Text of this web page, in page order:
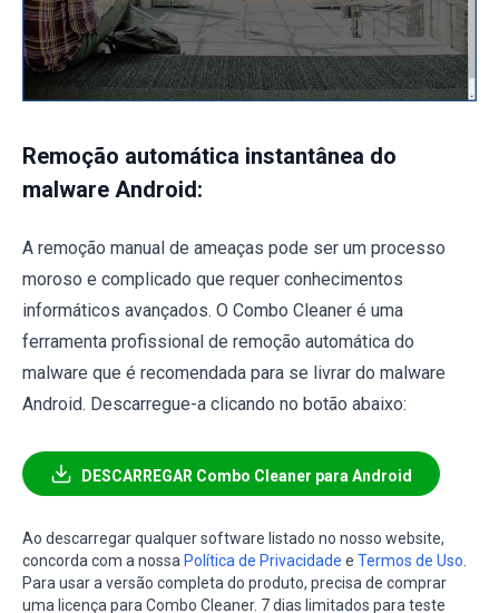
Remoção automática instantânea do
malware Android:
A remoção manual de ameaças pode ser um processo
moroso e complicado que requer conhecimentos
informáticos avançados. O Combo Cleaner é uma
ferramenta profissional de remoção automática do
malware que é recomendada para se livrar do malware
Android. Descarregue-a clicando no botão abaixo:
DESCARREGAR Combo Cleaner para Android
Ao descarregar qualquer software listado no nosso website,
concorda com a nossa Política de Privacidade e Termos de Uso.
Para usar a versão completa do produto, precisa de comprar
uma licença para Combo Cleaner. 7 dias limitados para teste